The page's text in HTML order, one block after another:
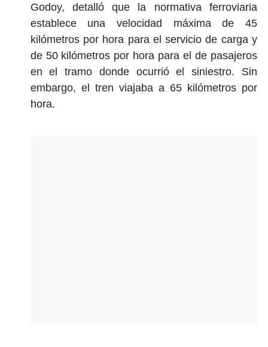
Godoy, detalló que la normativa ferroviaria
establece una velocidad máxima de 45
kilómetros por hora para el servicio de carga y
de 50 kilómetros por hora para el de pasajeros
en el tramo donde ocurrió el siniestro. Sin
embargo, el tren viajaba a 65 kilómetros por
hora.